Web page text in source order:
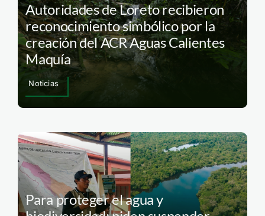
Autoridades de Loreto recibieron
reconocimiento simbólico por la
creación del ACR Aguas Calientes
Maquía
Noticias
Para proteger el agua y